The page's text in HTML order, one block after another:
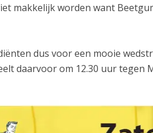
makkelijk worden want
dus voor een mooie
daarvoor om 12.30 uur tegen